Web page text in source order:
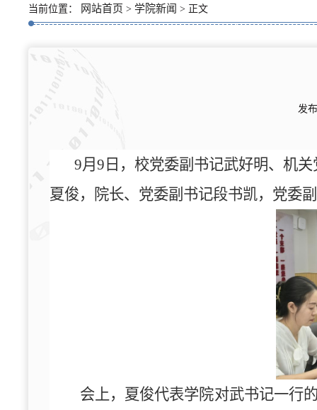
当前位置： 网站首页 > 学院新闻 > 正文
发
9月 9 日，校党委副书记武好明、机
夏俊，院长、党委副书记段书凯，党委
会上，夏俊代表学院对武书记一行